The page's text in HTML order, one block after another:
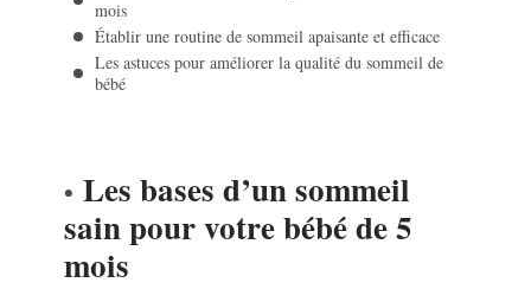
mois
Établir une routine de sommeil apaisante et efficace
Les astuces pour améliorer la qualité du sommeil de
bébé
Les bases d’un sommeil
sain pour votre bébé de 5
mois